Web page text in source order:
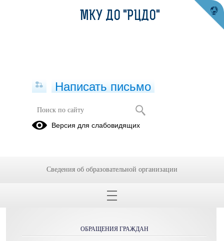
Образовательные стандарты
ОБРАЩЕНИЯ ГРАЖДАН
МКУ ДО "РЦДО"
Написать письмо
Версия для слабовидящих
Сведения об образовательной организации